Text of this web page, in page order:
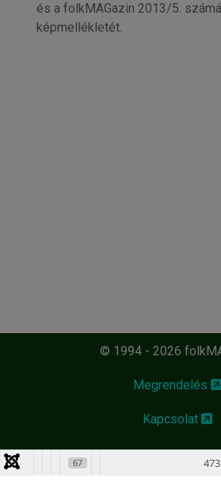
és a folkMAGazin 2013/5.
képmellékletét.
© 1994 - 2026
Megrendelés
Kapcsolat
67